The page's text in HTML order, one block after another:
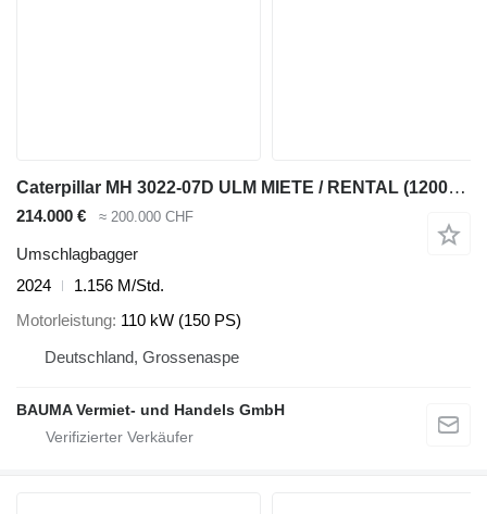
Caterpillar MH 3022-07D ULM MIETE / RENTAL (12002225)
214.000 € ≈ 200.000 CHF
Umschlagbagger
2024
1.156 M/Std.
Motorleistung 110 kW (150 PS)
Deutschland, Grossenaspe
BAUMA Vermiet- und Handels GmbH